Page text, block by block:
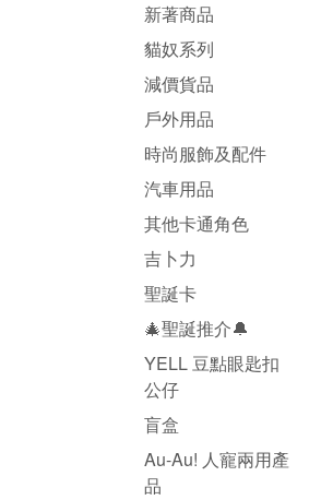
新著商品
貓奴系列
減價貨品
戶外用品
時尚服飾及配件
汽車用品
其他卡通角色
吉卜力
聖誕卡
🎄聖誕推介🔔
YELL 豆點眼匙扣
公仔
盲盒
Au-Au! 人寵兩用產
品